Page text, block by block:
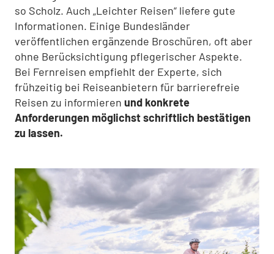
so Scholz. Auch „Leichter Reisen“ liefere gute
Informationen. Einige Bundesländer
veröffentlichen ergänzende Broschüren, oft aber
ohne Berücksichtigung pflegerischer Aspekte.
Bei Fernreisen empfiehlt der Experte, sich
frühzeitig bei Reiseanbietern für barrierefreie
Reisen zu informieren und konkrete
Anforderungen möglichst schriftlich bestätigen
zu lassen.